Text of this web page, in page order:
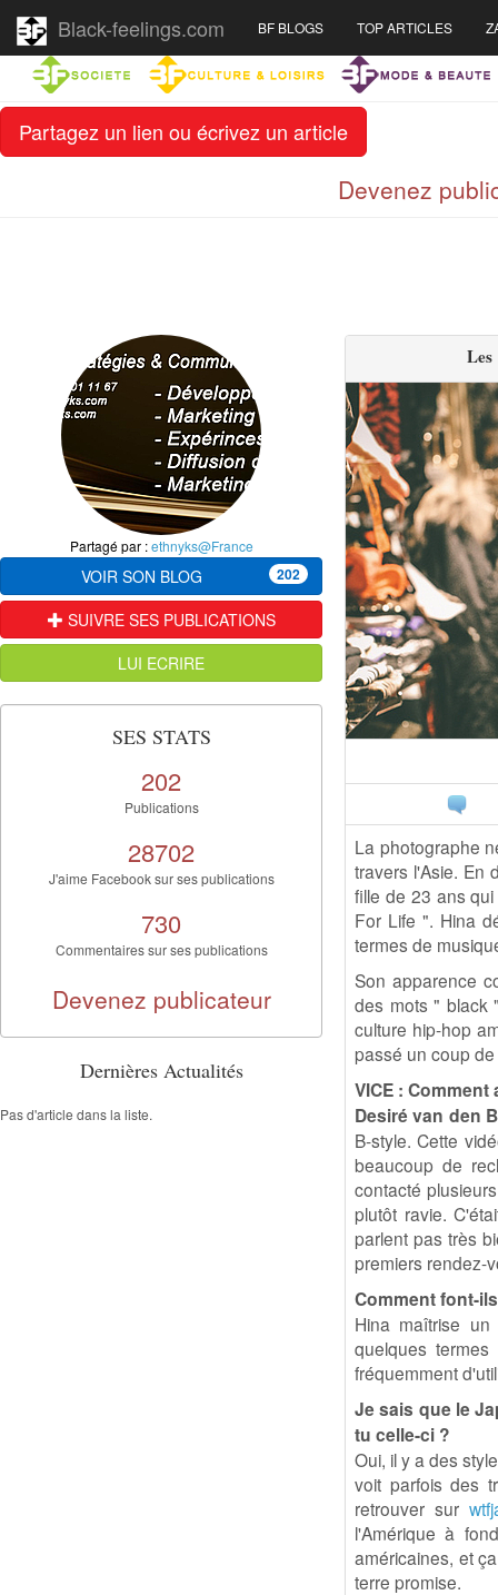
Partagez un lien ou écrivez un article
Black-feelings.com BF BLOGS TOP ARTICLES
Devenez
Les
La photographe
travers l'Asie. En
fille de 23 ans
For Life ". Hina
termes de
Son apparence
des mots " black
culture hip-hop
passé un coup
VICE :
Desiré van den
B-style. Cette
beaucoup de
contacté
plutôt ravie.
parlent pas très
premiers rendez-
Comment font-
Hina maîtrise
quelques
fréquemment
Je sais que le
tu celle-ci ?
Oui, il y a des
voit parfois des
retrouver sur
l'Amérique à
américaines, et
terre promise.
Partagé par :ethnyks@France
VOIR SON BLOG 202
SUIVRE SES PUBLICATIONS
LUI ECRIRE
SES STATS
202
Publications
28702
J'aime Facebook sur ses publications
730
Commentaires sur ses publications
Devenez publicateur
Dernières Actualités
Pas d'article dans la liste.